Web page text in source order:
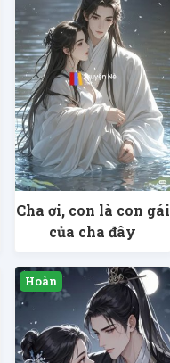
Cha ơi, con là con gái
của cha đây